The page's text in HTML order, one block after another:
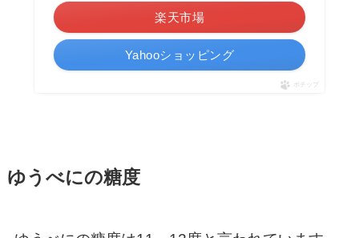
楽天市場
Yahooショッピング
ポチップ
ゆうべにの糖度